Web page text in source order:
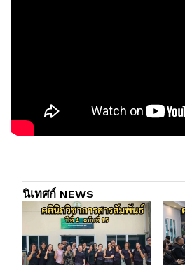
นิเทศก์ NEWS